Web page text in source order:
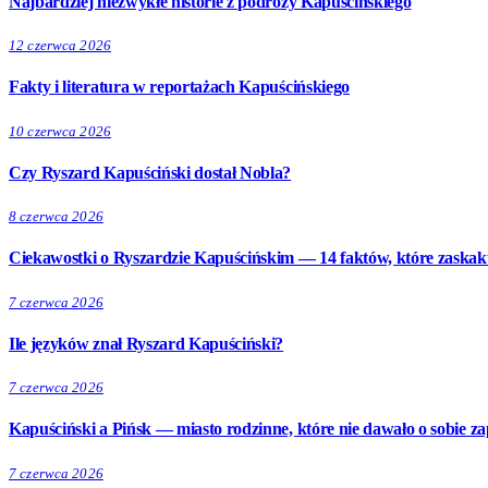
12 czerwca 2026
Fakty i literatura w reportażach Kapuścińskiego
10 czerwca 2026
Czy Ryszard Kapuściński dostał Nobla?
8 czerwca 2026
Ciekawostki o Ryszardzie Kapuścińskim — 14 faktów, które
7 czerwca 2026
Ile języków znał Ryszard Kapuściński?
7 czerwca 2026
Kapuściński a Pińsk — miasto rodzinne, które nie dawało o sobie
7 czerwca 2026